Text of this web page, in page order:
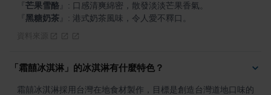
芒果雪酪
黑糖奶茶 : 港式奶茶風味，令人愛不釋口。
「霜囍冰淇淋」的冰淇淋有什麼特色？
霜囍冰淇淋採用台灣在地食材製作，目標是創造台灣道地口味的